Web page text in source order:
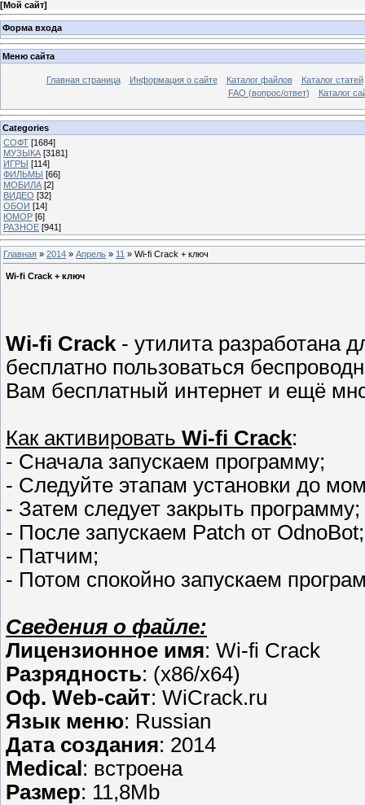
[Мой сайт]
Форма входа
Меню сайта
Главная страница Информация о сайте Каталог файлов
Каталог статей
FAQ (вопрос/ответ)
Каталог
Categories
СОФТ [1684]
МУЗЫКА [3181]
ИГРЫ [114]
ФИЛЬМЫ [66]
МОБИЛА [2]
ВИДЕО [32]
ОБОИ [14]
ЮМОР [6]
РАЗНОЕ [941]
Главная » 2014 » Апрель » 11 » Wi-fi Crack + ключ
Wi-fi Crack + ключ
Wi-fi Crack - утилита разработана
бесплатно пользоваться
Вам бесплатный интернет и ещё
Как активировать Wi-fi Crack:
- Сначала запускаем программу;
- Следуйте этапам установки до
- Затем следует закрыть программу;
- После запускаем Patch от OdnoBot;
- Патчим;
- Потом спокойно запускаем
Сведения о файле:
Лицензионное имя: Wi-fi Crack
Разрядность: (x86/x64)
Оф. Web-сайт: WiCrack.ru
Язык меню: Russian
Дата создания: 2014
Medical : встроена
Размер: 11,8Mb